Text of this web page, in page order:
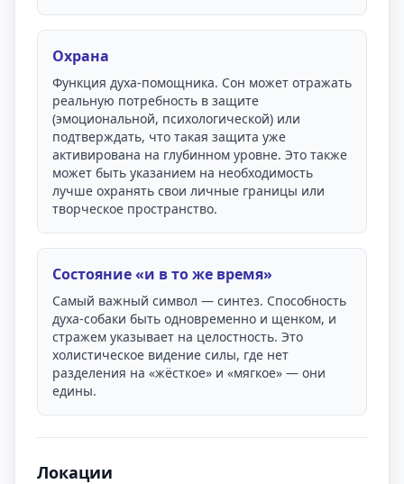
Охрана
Функция духа-помощника. Сон может отражать
реальную потребность в защите
(эмоциональной, психологической) или
подтверждать, что такая защита уже
активирована на глубинном уровне. Это также
может быть указанием на необходимость
лучше охранять свои личные границы или
творческое пространство.
Состояние «и в то же время»
Самый важный символ — синтез. Способность
духа-собаки быть одновременно и щенком, и
стражем указывает на целостность. Это
холистическое видение силы, где нет
разделения на «жёсткое» и «мягкое» — они
едины.
Локации